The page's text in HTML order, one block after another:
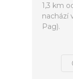
1,3 km
nachází
Pag).